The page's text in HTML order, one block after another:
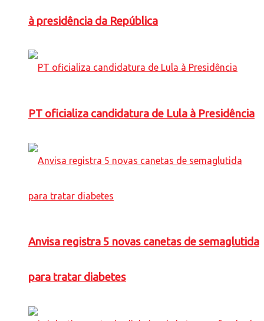
à presidência da República
PT oficializa candidatura de Lula à Presidência
Anvisa registra 5 novas canetas de semaglutida
para tratar diabetes